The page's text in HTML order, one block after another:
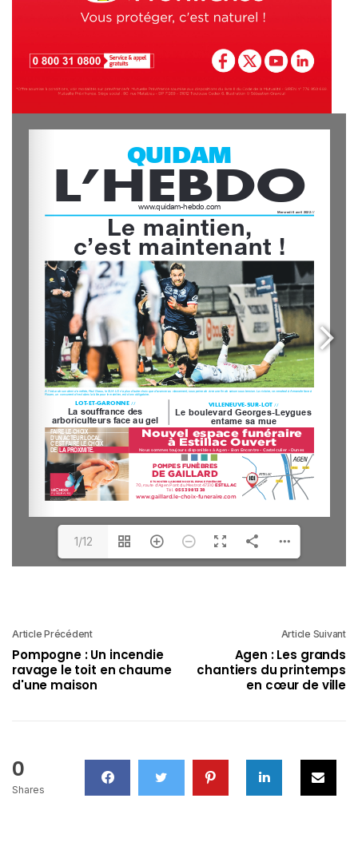
1/12
Article Précédent
Pompogne : Un incendie
ravage le toit en chaume
d'une maison
Article Suivant
Agen : Les grands
chantiers du printemps
en cœur de ville
0
Shares